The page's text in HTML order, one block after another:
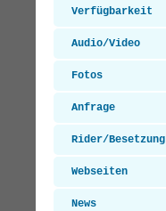
Verfügbarkeit
Audio/Video
Fotos
Anfrage
Rider/Besetzung
Webseiten
News